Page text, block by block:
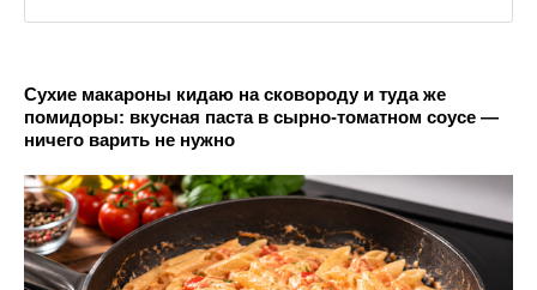
Сухие макароны кидаю на сковороду и туда же
помидоры: вкусная паста в сырно-томатном соусе —
ничего варить не нужно